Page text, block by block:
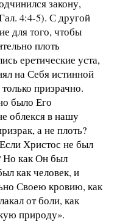
закону,
4:4-5). С другой
для того, чтобы
плоть
еретические уста,
на Себя истинной
призрачно.
было Его
облекся в нашу
а не плоть?
Христос не был
Но как Он был
как человек, и
Своею кровию, как
от боли, как
природу».